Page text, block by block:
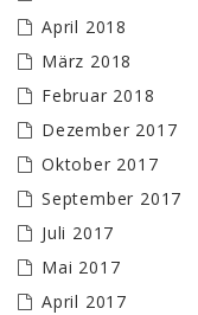
April 2018
März 2018
Februar 2018
Dezember 2017
Oktober 2017
September 2017
Juli 2017
Mai 2017
April 2017